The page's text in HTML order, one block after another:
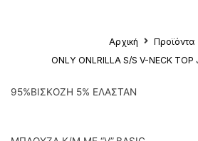
Αρχική
Προϊόντα
ONLY ONLRILLA S/S V-NECK TOP
95%ΒΙΣΚΟΖΗ 5% ΕΛΑΣΤΑΝ